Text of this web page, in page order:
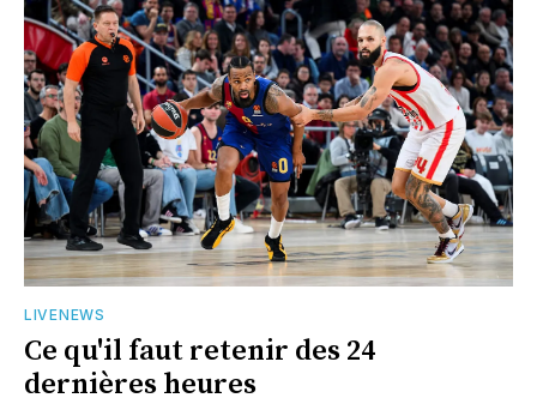
LIVENEWS
Ce qu'il faut retenir des 24
dernières heures